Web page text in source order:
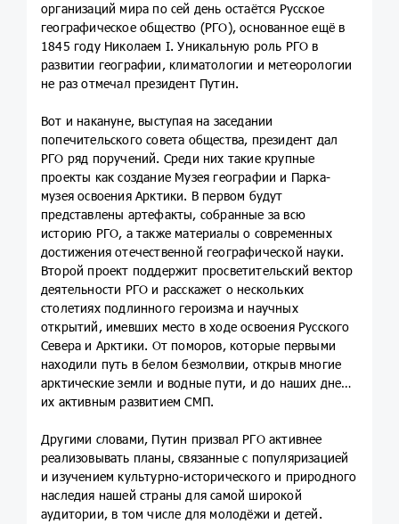
организаций мира по сей день остаётся Русское
географическое общество (РГО), основанное ещё в
1845 году Николаем I. Уникальную роль РГО в
развитии географии, климатологии и метеорологии
не раз отмечал президент Путин.
Вот и накануне, выступая на заседании
попечительского совета общества, президент дал
РГО ряд поручений. Среди них такие крупные
проекты как создание Музея географии и Парка-
музея освоения Арктики. В первом будут
представлены артефакты, собранные за всю
историю РГО, а также материалы о современных
достижения отечественной географической науки.
Второй проект поддержит просветительский вектор
деятельности РГО и расскажет о нескольких
столетиях подлинного героизма и научных
открытий, имевших место в ходе освоения Русского
Севера и Арктики. От поморов, которые первыми
находили путь в белом безмолвии, открыв многие
арктические земли и водные пути, и до наших дней с
их активным развитием СМП.
Другими словами, Путин призвал РГО активнее
реализовывать планы, связанные с популяризацией
и изучением культурно-исторического и природного
наследия нашей страны для самой широкой
аудитории, в том числе для молодёжи и детей.